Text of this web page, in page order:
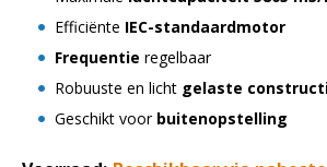
Efficiënte IEC-standaardmotor
Frequentie regelbaar
Robuuste en licht gelaste
Geschikt voor buitenopstelling